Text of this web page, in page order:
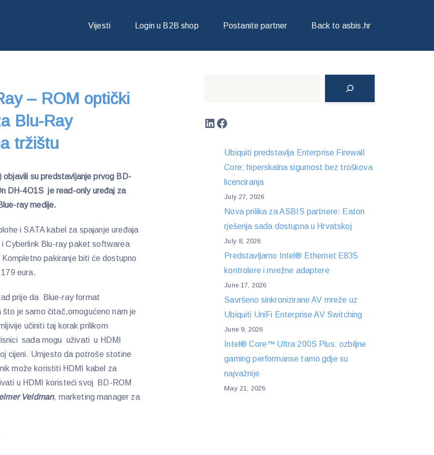
Vijesti Login u B2B shop Postanite partner Back to asbis.hr
OPTIČKI UREĐAJ OD LITEON- A ZA BLU-RAY PLAYBACK DOSTUPAN NA TRŽIŠTU
– ROM optički
Blu-Ray
tržištu
su predstavljanje prvog BD-
DH-4O1S je read-only uređaj za
ray medije.
i SATA kabel za spajanje uređaja
Cyberlink Blu-ray paket softwarea
pakiranje biti će dostupno
eura.
prije da Blue-ray format
je samo čitač,omogućeno nam je
učiniti taj korak prilikom
sada mogu uživati u HDMI
cijeni. Umjesto da potroše stotine
može koristiti HDMI kabel za
u HDMI koristeći svoj BD-ROM
Veldman, marketing manager za
LinkedIn
Facebook
Ubiquiti predstavlja Enterprise Firewall
Core: hiperskalna sigurnost bez troškova
licenciranja
July 27, 2026
Nova prilika za ASBIS partnere: Eaton
rješenja sada dostupna u Hrvatskoj
July 8, 2026
Predstavljamo Intel® Ethernet E835
kontrolere i mrežne adaptere
June 17, 2026
Savršeno sinkronizirane AV mreže uz
Ubiquiti UniFi Enterprise AV Switching
June 9, 2026
Intel® Core™ Ultra 200S Plus: ozbiljne
gaming performanse tamo gdje su
najvažnije
May 21, 2026